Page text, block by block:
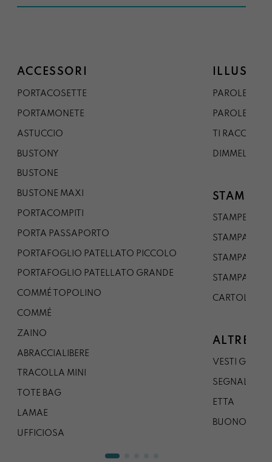
ACCESSORI
PORTACOSETTE
PORTAMONETE
ASTUCCIO
BUSTONY
BUSTONE
BUSTONE MAXI
PORTACOMPITI
PORTA PASSAPORTO
PORTAFOGLIO PATELLATO PICCOLO
PORTAFOGLIO PATELLATO GRANDE
COMMÉ TOPOLINO
COMMÉ
ZAINO
ABRACCIALIBERE
TRACOLLA MINI
TOTE BAG
LAMAE
UFFICIOSA
PAROLE DAL
PAROLE DA
TI
DIMMELO
STAMPE
STAMPE A5
STAMPA A3
STAMPA A1
STAMPA A0
CARTOLINA
ALTRE
VESTI
SEGNALIBRO
ETTA
BUONO